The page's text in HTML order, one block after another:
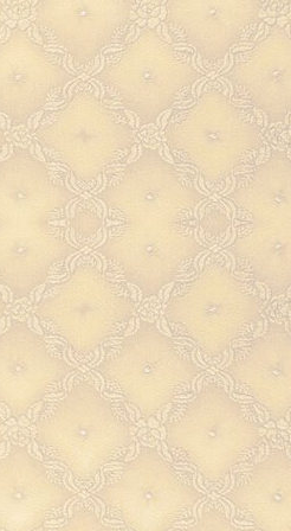
привычным атрибутом
повседневной жизни,
складывается
данный вид бытовых
существовал всегда.
изготовлен из материалов
качества, что даст вам
надежности и прочности
Латунь создает
и прекрасно смотрится в
Бра из латуни –
оформление в офисе или
изящный элемент декора
дома. Внесите нотку
интерьер Вашего
приобретите стильную
Настенный светильник,
31х10см (латунь, золото)
Настенный светильник,
подчеркивает
высокий статус своего
Настенный светильник, бра
элитный подарок,
партнеру, а так же
взыскательному